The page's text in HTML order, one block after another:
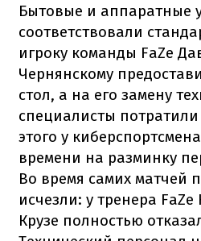
Бытовые и аппаратные
соответствовали
игроку команды FaZe
Чернянскому
стол, а на его замену
специалисты
этого у
времени на разминку
Во время самих матчей
исчезли: у тренера
Крузе полностью